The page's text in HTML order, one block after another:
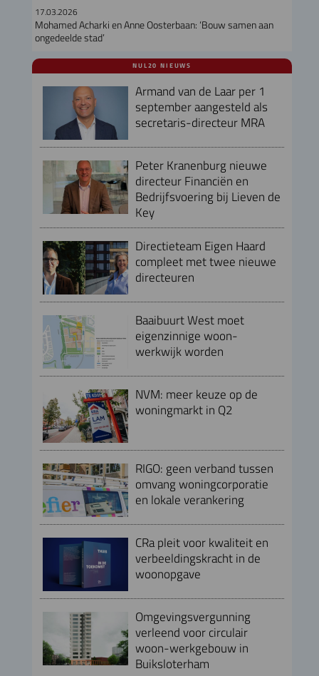
17.03.2026
Mohamed Acharki en Anne Oosterbaan: ‘Bouw samen aan
ongedeelde stad’
NUL20 NIEUWS
Armand van de Laar per 1
september aangesteld als
secretaris-directeur MRA
Peter Kranenburg nieuwe
directeur Financiën en
Bedrijfsvoering bij Lieven de
Key
Directieteam Eigen Haard
compleet met twee nieuwe
directeuren
Baaibuurt West moet
eigenzinnige woon-
werkwijk worden
NVM: meer keuze op de
woningmarkt in Q2
RIGO: geen verband tussen
omvang woningcorporatie
en lokale verankering
CRa pleit voor kwaliteit en
verbeeldingskracht in de
woonopgave
Omgevingsvergunning
verleend voor circulair
woon-werkgebouw in
Buiksloterham